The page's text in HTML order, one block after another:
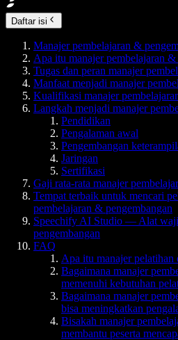
Daftar isi
Manajer pembelajaran &
Apa itu manajer pembelajaran &
Tugas dan peran manajer
Manfaat menjadi manajer
Kualifikasi manajer
Langkah menjadi manajer
Pendidikan
Pengalaman awal
Pengembangan
Jaringan
Sertifikasi
Gaji rata-rata manajer
Tempat terbaik untuk mencari
pembelajaran & pengembangan
Speechify AI Studio — Alat
pengembangan
FAQ
Apa itu manajer pelatihan
Bagaimana manajer
memenuhi kebutuhan
Bagaimana manajer
bisa meningkatkan
Bisakah manajer
membantu peserta